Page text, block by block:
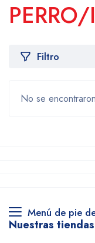
Filtro
No se
Menú de pie
Nuestras tiendas